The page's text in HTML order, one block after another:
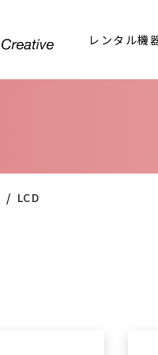
レンタル機
LCD